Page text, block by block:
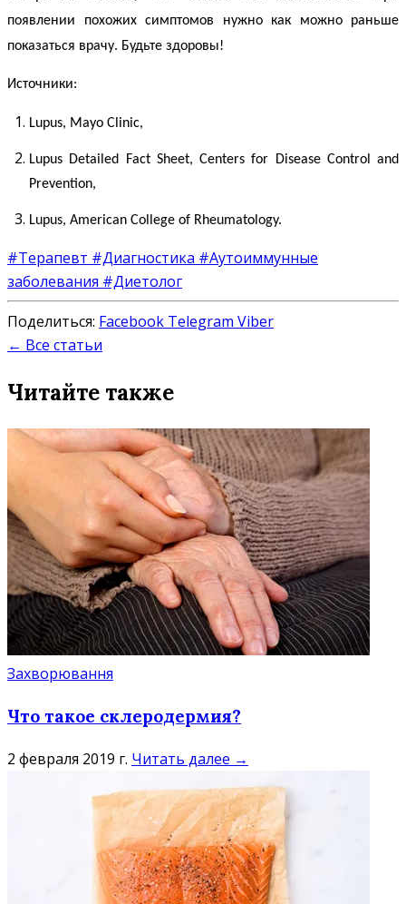
появлении похожих симптомов нужно как можно раньше
показаться врачу. Будьте здоровы!
Источники:
Lupus, Mayo Clinic,
Lupus Detailed Fact Sheet, Centers for Disease Control and
Prevention,
Lupus, American College of Rheumatology.
#Терапевт #Диагностика #Аутоиммунные
заболевания #Диетолог
Поделиться: Facebook Telegram Viber
← Все статьи
Читайте также
Захворювання
Что такое склеродермия?
2 февраля 2019 г. Читать далее →